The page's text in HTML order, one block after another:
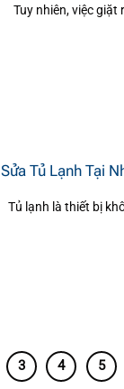
Tuy nhiên, việc
Sửa Tủ Lạnh Tại
Tủ lạnh là thiết bị
3 4 5